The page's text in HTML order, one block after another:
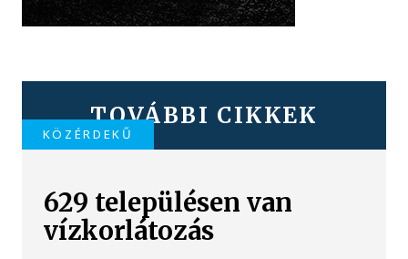
TOVÁBBI CIKKEK
KÖZÉRDEKŰ
629 településen van
vízkorlátozás